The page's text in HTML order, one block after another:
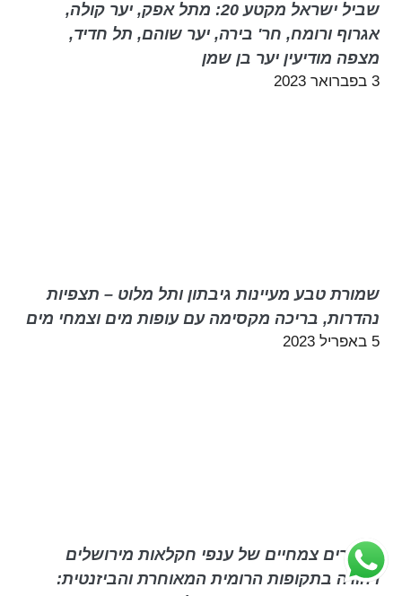
שביל ישראל מקטע 20: מתל אפק, יער קולה,
אגרוף ורומח, חר' בירה, יער שוהם, תל חדיד,
מצפה מודיעין יער בן שמן
3 בפברואר 2023
שמורת טבע מעיינות גיבתון ותל מלוט – תצפיות
נהדרות, בריכה מקסימה עם עופות מים וצמחי מים
5 באפריל 2023
תיאורים צמחיים של ענפי חקלאות מירושלים
ויהודה בתקופות הרומית המאוחרת והביזנטית: